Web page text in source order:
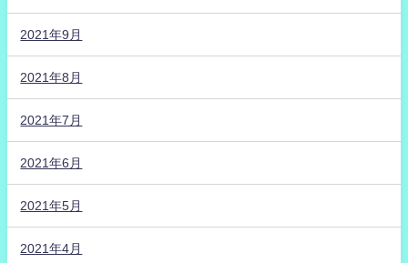
2021年9月
2021年8月
2021年7月
2021年6月
2021年5月
2021年4月